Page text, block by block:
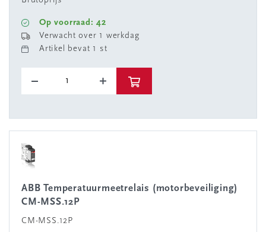
Op voorraad: 42
Verwacht over 1 werkdag
Artikel bevat 1 st
ABB Temperatuurmeetrelais (motorbeveiliging)
CM-MSS.12P
CM-MSS.12P